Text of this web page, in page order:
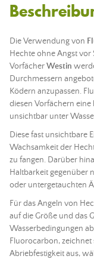
Die Verwendung von
Hechte ohne Angst vor
VorfächerWestin
Durchmessern
Ködern anzupassen.
diesen Vorfächern
unsichtbar unter
Diese fast unsichtbare
Wachsamkeit der
zu fangen. Darüber
Haltbarkeit gegenüber
oder untergetauchten
Für dasAngeln von
auf die Größe und das
Wasserbedingungen
Fluorocarbon,
Abriebfestigkeit aus,